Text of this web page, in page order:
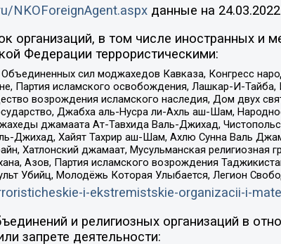
NKOForeignAgent.aspxданные на 24.03.2022
организаций, в том числе иностранных и
Федерации террористическими:
сил моджахедов Кавказа, Конгресс
Партия исламского освобождения, Лашкар-И-
возрождения исламского наследия, Дом двух
Джабха аль-Нусра ли-Ахль аш-Шам,
джамаата Ат-Тавхида Валь-Джихад,
Джихад, Хайят Тахрир аш-Шам, Ахлю Сунна Валь
Хатлонский джамаат, Мусульманская религиозная
Азов, Партия исламского возрождения
Убийц, Молодёжь Которая Улыбается, Легион
i-ekstremistskie-organizacii-i-
и религиозных организаций в
запрете деятельности: